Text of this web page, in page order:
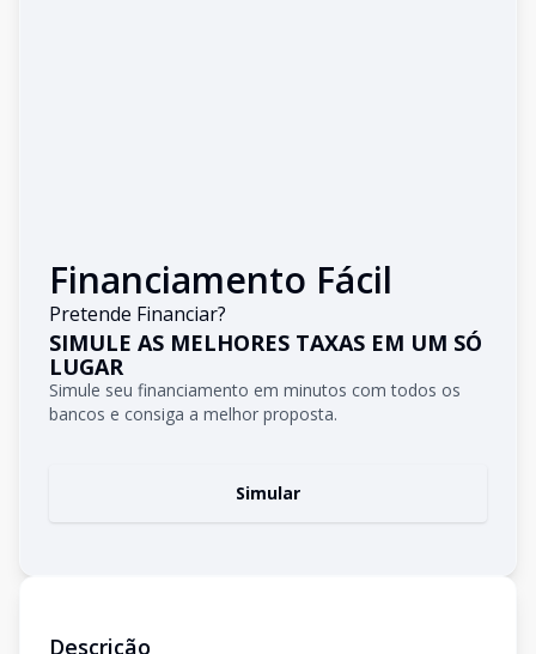
Financiamento Fácil
Pretende Financiar?
SIMULE AS MELHORES TAXAS EM UM SÓ
LUGAR
Simule seu financiamento em minutos com todos os
bancos e consiga a melhor proposta.
Simular
Descrição